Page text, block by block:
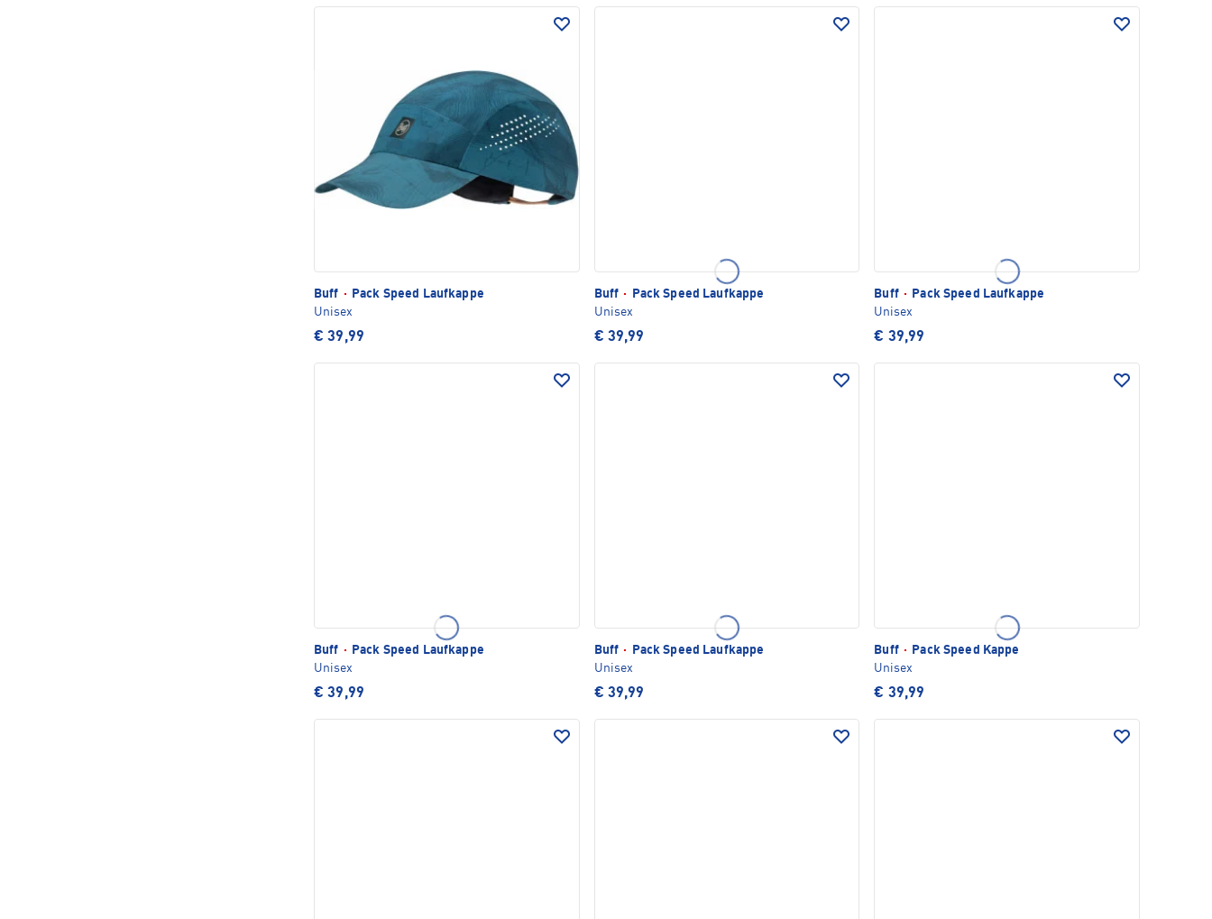
Buff ·
Pack Speed Laufkappe
Unisex
€ 39,99
Buff ·
Pack Speed Laufkappe
Unisex
€ 39,99
Buff ·
Pack Speed Laufkappe
Unisex
€ 39,99
Buff ·
Pack Speed Laufkappe
Unisex
€ 39,99
Buff ·
Pack Speed Laufkappe
Unisex
€ 39,99
Buff ·
Pack Speed Kappe
Unisex
€ 39,99